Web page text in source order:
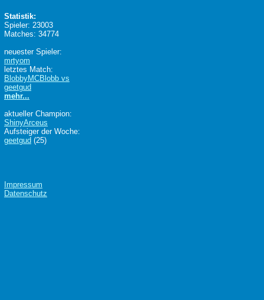
Statistik:
Spieler: 23003
Matches: 34774
neuester Spieler:
mrtyom
letztes Match:
BlobbyMCBlobb vs
geetgud
mehr...
aktueller Champion:
ShinyArceus
Aufsteiger der Woche:
geetgud (25)
Impressum
Datenschutz